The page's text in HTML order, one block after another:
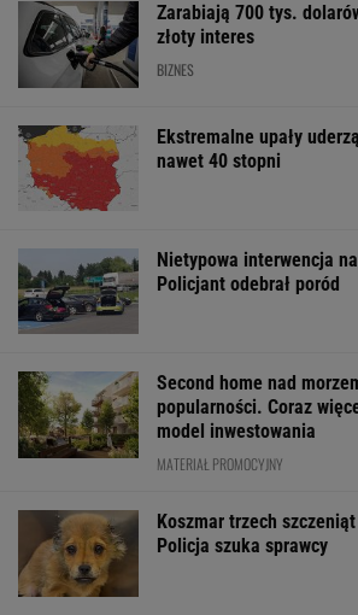
Zarabiają 700 tys.
złoty interes
BIZNES
Ekstremalne upały
nawet 40 stopni
Nietypowa interwencja
Policjant odebrał poród
Second home nad
popularności. Coraz
model inwestowania
MATERIAŁ PROMOCYJNY
Koszmar trzech
Policja szuka sprawcy